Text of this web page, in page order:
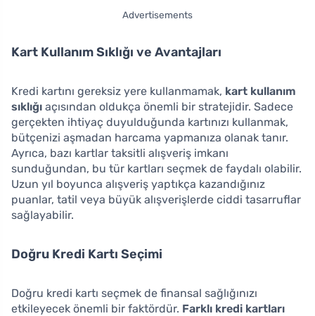
Advertisements
Kart Kullanım Sıklığı ve Avantajları
Kredi kartını gereksiz yere kullanmamak, kart kullanım
sıklığı açısından oldukça önemli bir stratejidir. Sadece
gerçekten ihtiyaç duyulduğunda kartınızı kullanmak,
bütçenizi aşmadan harcama yapmanıza olanak tanır.
Ayrıca, bazı kartlar taksitli alışveriş imkanı
sunduğundan, bu tür kartları seçmek de faydalı olabilir.
Uzun yıl boyunca alışveriş yaptıkça kazandığınız
puanlar, tatil veya büyük alışverişlerde ciddi tasarruflar
sağlayabilir.
Doğru Kredi Kartı Seçimi
Doğru kredi kartı seçmek de finansal sağlığınızı
etkileyecek önemli bir faktördür. Farklı kredi kartları